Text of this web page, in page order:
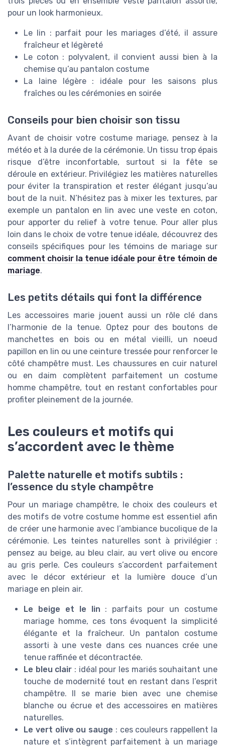
pour un look harmonieux.
Le lin : parfait pour les mariages d’été, il assure
fraîcheur et légèreté
Le coton : polyvalent, il convient aussi bien à la
chemise qu’au pantalon costume
La laine légère : idéale pour les saisons plus
fraîches ou les cérémonies en soirée
Conseils pour bien choisir son tissu
Avant de choisir votre costume mariage, pensez à la
météo et à la durée de la cérémonie. Un tissu trop épais
risque d’être inconfortable, surtout si la fête se
déroule en extérieur. Privilégiez les matières naturelles
pour éviter la transpiration et rester élégant jusqu’au
bout de la nuit. N’hésitez pas à mixer les textures, par
exemple un pantalon en lin avec une veste en coton,
pour apporter du relief à votre tenue. Pour aller plus
loin dans le choix de votre tenue idéale, découvrez des
conseils spécifiques pour les témoins de mariage sur
comment choisir la tenue idéale pour être témoin de
mariage.
Les petits détails qui font la différence
Les accessoires marie jouent aussi un rôle clé dans
l’harmonie de la tenue. Optez pour des boutons de
manchettes en bois ou en métal vieilli, un noeud
papillon en lin ou une ceinture tressée pour renforcer le
côté champêtre must. Les chaussures en cuir naturel
ou en daim complètent parfaitement un costume
homme champêtre, tout en restant confortables pour
profiter pleinement de la journée.
Les couleurs et motifs qui
s’accordent avec le thème
Palette naturelle et motifs subtils :
l’essence du style champêtre
Pour un mariage champêtre, le choix des couleurs et
des motifs de votre costume homme est essentiel afin
de créer une harmonie avec l’ambiance bucolique de la
cérémonie. Les teintes naturelles sont à privilégier :
pensez au beige, au bleu clair, au vert olive ou encore
au gris perle. Ces couleurs s’accordent parfaitement
avec le décor extérieur et la lumière douce d’un
mariage en plein air.
Le beige et le lin : parfaits pour un costume
mariage homme, ces tons évoquent la simplicité
élégante et la fraîcheur. Un pantalon costume
assorti à une veste dans ces nuances crée une
tenue raffinée et décontractée.
Le bleu clair : idéal pour les mariés souhaitant une
touche de modernité tout en restant dans l’esprit
champêtre. Il se marie bien avec une chemise
blanche ou écrue et des accessoires en matières
naturelles.
Le vert olive ou sauge : ces couleurs rappellent la
nature et s’intègrent parfaitement à un mariage